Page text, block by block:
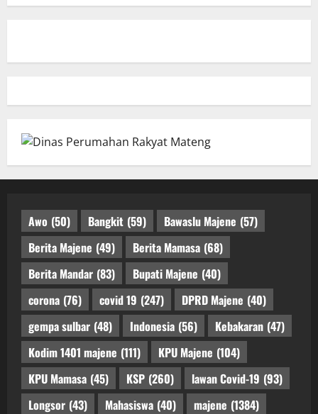
Awo (50) Bangkit (59) Bawaslu Majene (57)
Berita Majene (49) Berita Mamasa (68)
Berita Mandar (83) Bupati Majene (40)
corona (76) covid 19 (247) DPRD Majene (40)
gempa sulbar (48) Indonesia (56) Kebakaran (47)
Kodim 1401 majene (111) KPU Majene (104)
KPU Mamasa (45) KSP (260) lawan Covid-19 (93)
Longsor (43) Mahasiswa (40) majene (1384)